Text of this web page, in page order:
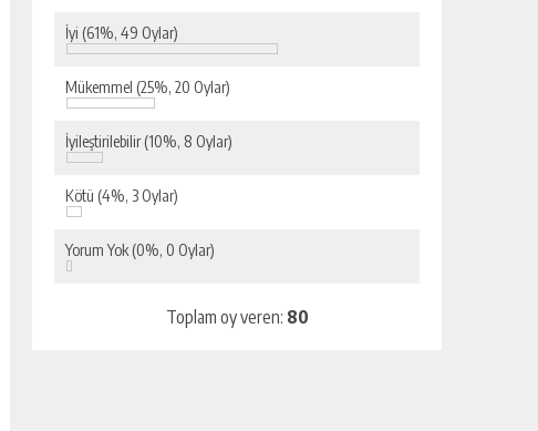
İyi (61%, 49 Oylar)
Mükemmel (25%, 20 Oylar)
İyileştirilebilir(10%, 8 Oylar)
Kötü (4%, 3 Oylar)
Yorum Yok (0%, 0 Oylar)
Toplam oy veren: 80